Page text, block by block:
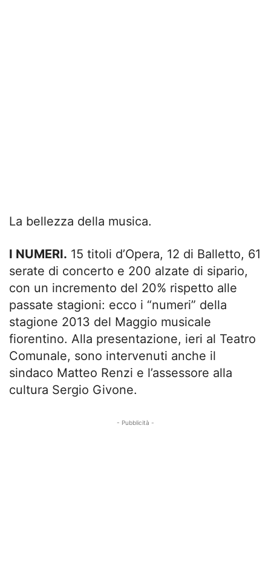
La bellezza della musica.
I NUMERI. 15 titoli d’Opera, 12 di Balletto, 61
serate di concerto e 200 alzate di sipario,
con un incremento del 20% rispetto alle
passate stagioni: ecco i “numeri” della
stagione 2013 del Maggio musicale
fiorentino. Alla presentazione, ieri al Teatro
Comunale, sono intervenuti anche il
sindaco Matteo Renzi e l’assessore alla
cultura Sergio Givone.
- Pubblicità -